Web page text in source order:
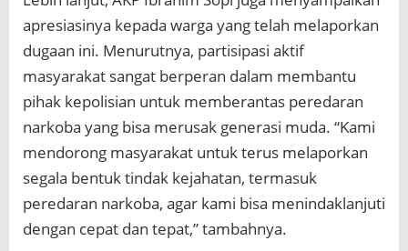
apresiasinya kepada warga yang telah melaporkan
dugaan ini. Menurutnya, partisipasi aktif
masyarakat sangat berperan dalam membantu
pihak kepolisian untuk memberantas peredaran
narkoba yang bisa merusak generasi muda. “Kami
mendorong masyarakat untuk terus melaporkan
segala bentuk tindak kejahatan, termasuk
peredaran narkoba, agar kami bisa menindaklanjuti
dengan cepat dan tepat,” tambahnya.